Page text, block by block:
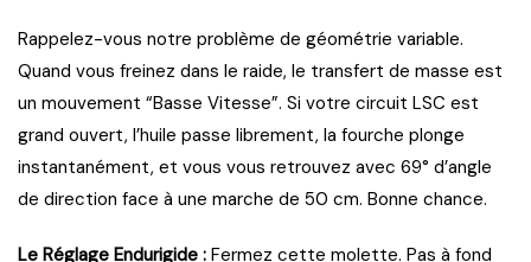
Rappelez-vous notre problème de géométrie variable.
Quand vous freinez dans le raide, le transfert de masse est
un mouvement “Basse Vitesse”. Si votre circuit LSC est
grand ouvert, l’huile passe librement, la fourche plonge
instantanément, et vous vous retrouvez avec 69° d’angle
de direction face à une marche de 50 cm. Bonne chance.
Le Réglage Endurigide : Fermez cette molette. Pas à fond